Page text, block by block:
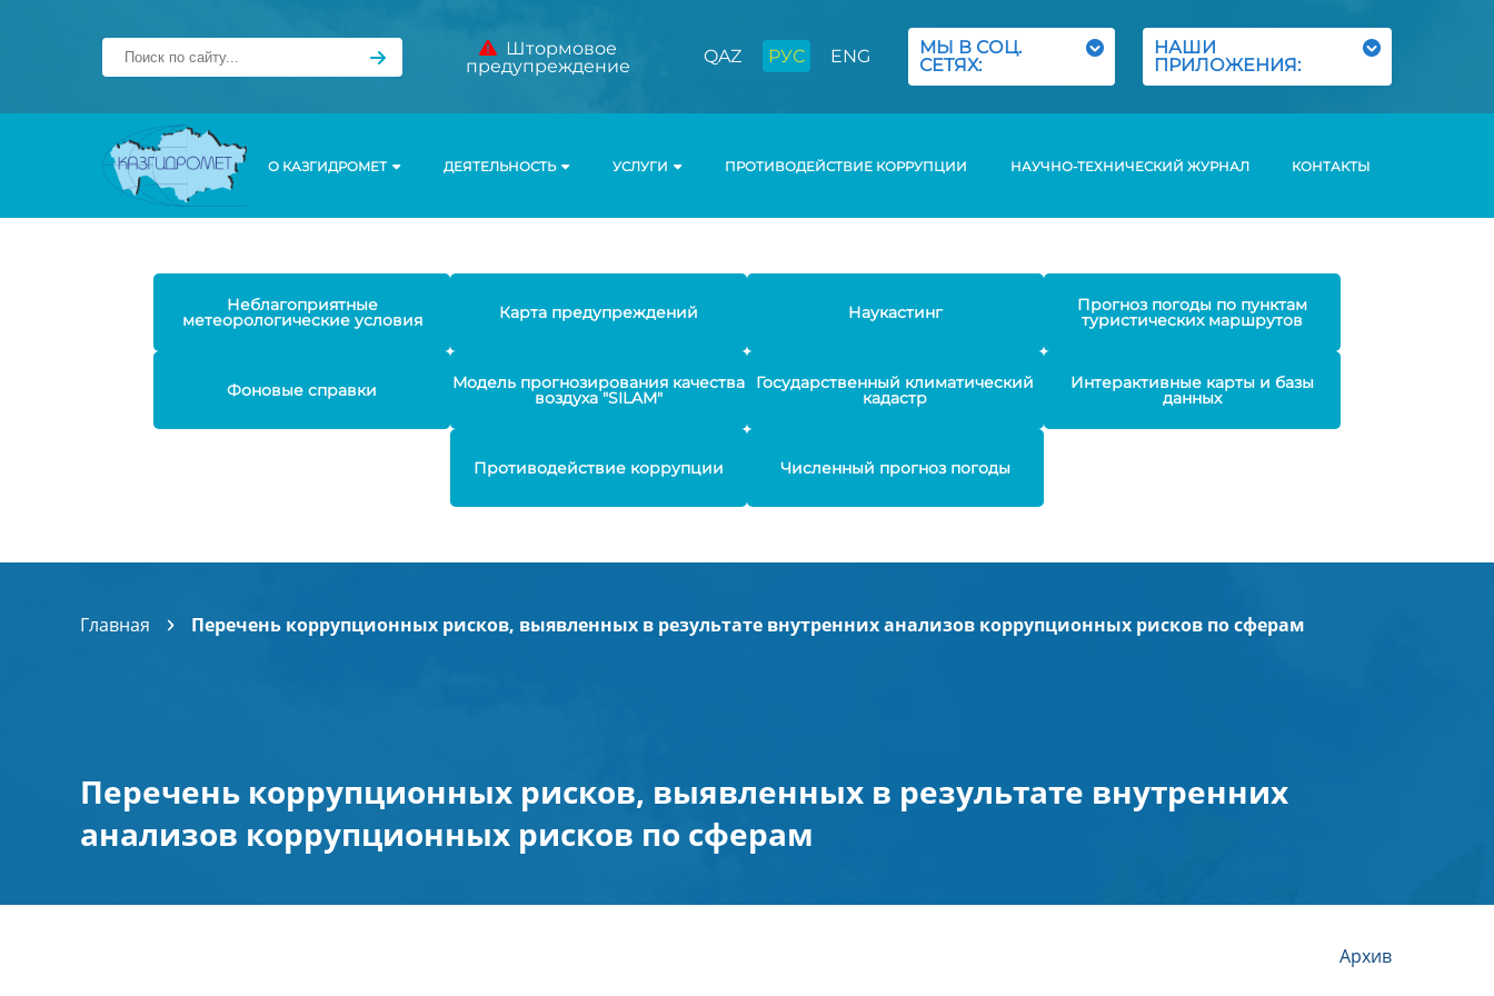
Штормовое
предупреждение
QAZ РУС ENG
МЫ В СОЦ.
СЕТЯХ:
НАШИ
ПРИЛОЖЕНИЯ:
О КАЗГИДРОМЕТ ДЕЯТЕЛЬНОСТЬ УСЛУГИ ПРОТИВОДЕЙСТВИЕ КОРРУПЦИИ НАУЧНО-ТЕХНИЧЕСКИЙ ЖУРНАЛ КОНТАКТЫ
Неблагоприятные
метеорологические условия Карта предупреждений Наукастинг Прогноз погоды по пунктам
туристических маршрутов
Фоновые справки Модель прогнозирования качества
воздуха "SILAM"
Государственный климатический
кадастр
Интерактивные карты и базы
данных
Противодействие коррупции Численный прогноз погоды
Главная Перечень коррупционных рисков, выявленных в результате внутренних анализов коррупционных рисков по сферам
Перечень коррупционных рисков, выявленных в результате внутренних
анализов коррупционных рисков по сферам
Архив